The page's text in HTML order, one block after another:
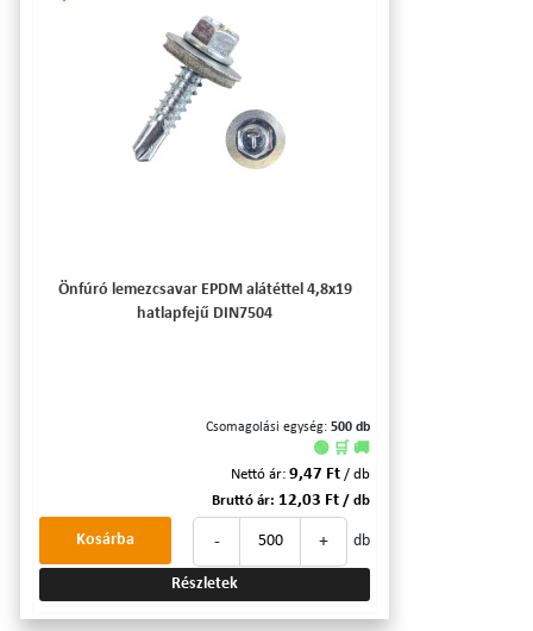
Önfúró lemezcsavar EPDM alátéttel 4,8x19
hatlapfejű DIN7504
Csomagolási egység: 500 db
🟢 🛒 🚚
Nettó ár: 9,47 Ft / db
Bruttó ár: 12,03 Ft / db
- + db
Kosárba
Részletek